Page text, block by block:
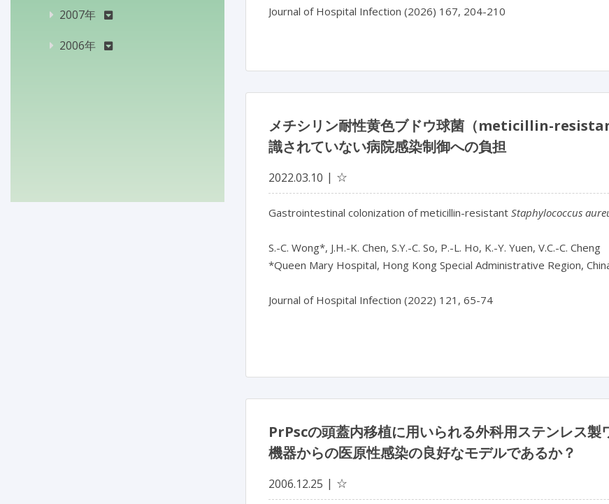
Journal of Hospital Infection (2026) 167, 204-210
メチシリン耐性黄色ブドウ球菌（meticillin-
識されていない病院感染制御への負担
2022.03.10 ☆
Gastrointestinal colonization of meticillin-resistant Staphylococcus
S.-C. Wong*, J.H.-K. Chen, S.Y.-C. So, P.-L. Ho, K.-Y. Yuen, V.C.-C. Cheng
*Queen Mary Hospital, Hong Kong Special Administrative Region,
Journal of Hospital Infection (2022) 121, 65-74
PrPscの頭蓋内移植に用いられる外科用ステンレス
機器からの医原性感染の良好なモデルであるか？
2006.12.25 ☆
2007年
2006年